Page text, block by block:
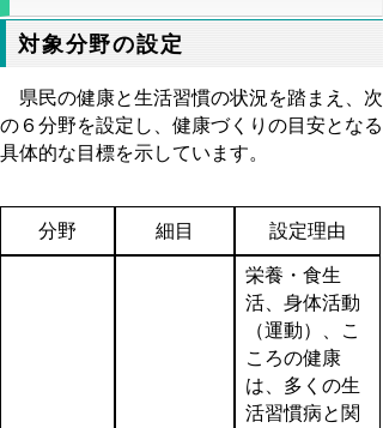
対象分野の設定
県民の健康と生活習慣の状況を踏まえ、次
の６分野を設定し、健康づくりの目安となる
具体的な目標を示しています。
分野 細目 設定理由
栄養・食生
活、身体活動
（運動）、こ
ころの健康
は、多くの生
活習慣病と関